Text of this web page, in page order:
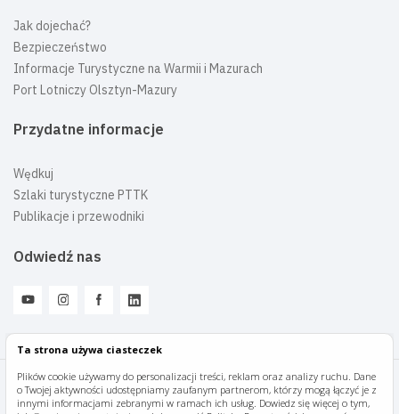
Ta strona używa ciasteczek
Plików cookie używamy do personalizacji treści, reklam oraz analizy ruchu. Dane
o Twojej aktywności udostępniamy zaufanym partnerom, którzy mogą łączyć je z
innymi informacjami zebranymi w ramach ich usług. Dowiedz się więcej o tym,
Jak dojechać?
Bezpieczeństwo
Informacje Turystyczne na Warmii i Mazurach
Port Lotniczy Olsztyn-Mazury
Przydatne informacje
Wędkuj
Szlaki turystyczne PTTK
Publikacje i przewodniki
Odwiedź nas
Mazury Travel © 2026